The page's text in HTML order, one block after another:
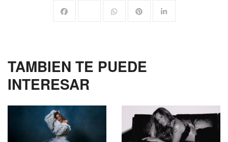
TAMBIEN TE PUEDE
INTERESAR